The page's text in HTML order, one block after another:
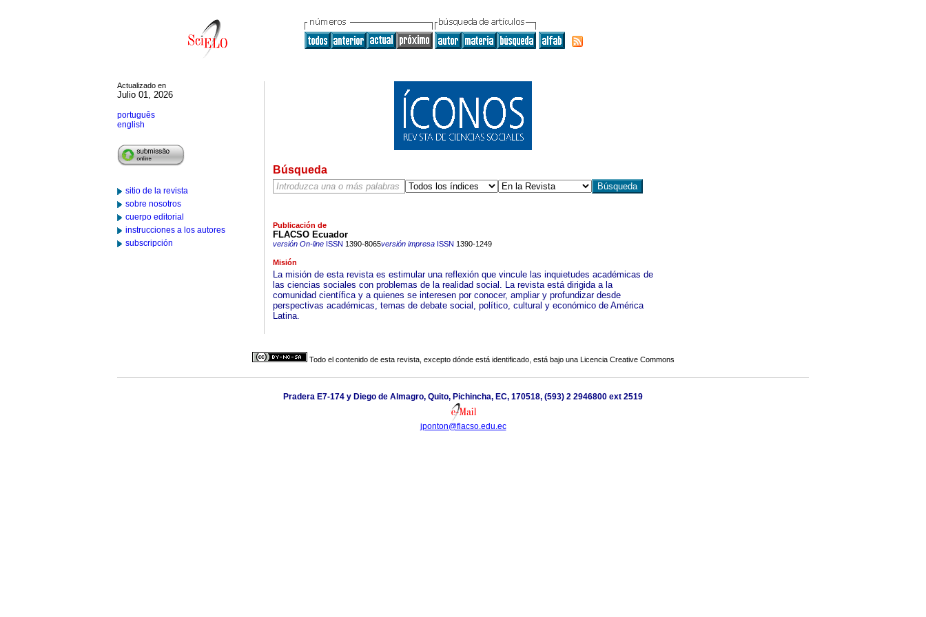
Actualizado en
Julio 01, 2026
português
english
sitio de la revista
sobre nosotros
cuerpo editorial
instrucciones a los autores
subscripción
Búsqueda
Publicación de
FLACSO Ecuador
versión On-lineISSN 1390-8065versión impresaISSN 1390-1249
Misión
La misión de esta revista es estimular una reflexión que vincule las inquietudes académicas de
las ciencias sociales con problemas de la realidad social. La revista está dirigida a la
comunidad científica y a quienes se interesen por conocer, ampliar y profundizar desde
perspectivas académicas, temas de debate social, político, cultural y económico de América
Latina.
Todo el contenido de esta revista, excepto dónde está identificado, está bajo una Licencia Creative Commons
Pradera E7-174 y Diego de Almagro, Quito, Pichincha, EC, 170518, (593) 2 2946800 ext 2519
jponton@flacso.edu.ec